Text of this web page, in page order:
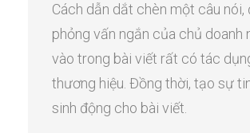
Cách dẫn dắt chèn một câu nói,
phỏng vấn ngắn của chủ doanh
vào trong bài viết rất có tác
thương hiệu. Đồng thời, tạo sự
sinh động cho bài viết.